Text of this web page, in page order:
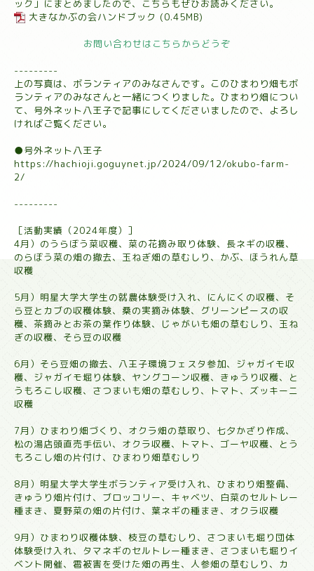
ック」にまとめましたので、こちらもぜひお読みください。
大きなかぶの会ハンドブック (0.45MB)
お問い合わせはこちらからどうぞ
---------
上の写真は、ボランティアのみなさんです。このひまわり畑もボ
ランティアのみなさんと一緒につくりました。ひまわり畑につい
て、号外ネット八王子で記事にしてくださいましたので、よろし
ければご覧ください。
●号外ネット八王子
https://hachioji.goguynet.jp/2024/09/12/okubo-farm-
2/
---------
［活動実績（2024年度）］
4月）のうらぼう菜収穫、菜の花摘み取り体験、長ネギの収穫、
のらぼう菜の畑の撤去、玉ねぎ畑の草むしり、かぶ、ほうれん草
収穫
5月）明星大学大学生の就農体験受け入れ、にんにくの収穫、そ
ら豆とカブの収穫体験、桑の実摘み体験、グリーンピースの収
穫、茶摘みとお茶の葉作り体験、じゃがいも畑の草むしり、玉ね
ぎの収穫、そら豆の収穫
6月）そら豆畑の撤去、八王子環境フェスタ参加、ジャガイモ収
穫、ジャガイモ堀り体験、ヤングコーン収穫、きゅうり収穫、と
うもろこし収穫、さつまいも畑の草むしり、トマト、ズッキーニ
収穫
7月）ひまわり畑づくり、オクラ畑の草取り、七夕かざり作成、
松の湯店頭直売手伝い、オクラ収穫、トマト、ゴーヤ収穫、とう
もろこし畑の片付け、ひまわり畑草むしり
8月）明星大学大学生ボランティア受け入れ、ひまわり畑整備、
きゅうり畑片付け、ブロッコリー、キャベツ、白菜のセルトレー
種まき、夏野菜の畑の片付け、葉ネギの種まき、オクラ収穫
9月）ひまわり収穫体験、枝豆の草むしり、さつまいも堀り団体
体験受け入れ、タマネギのセルトレー種まき、さつまいも堀りイ
ベント開催、雹被害を受けた畑の再生、人参畑の草むしり、カ